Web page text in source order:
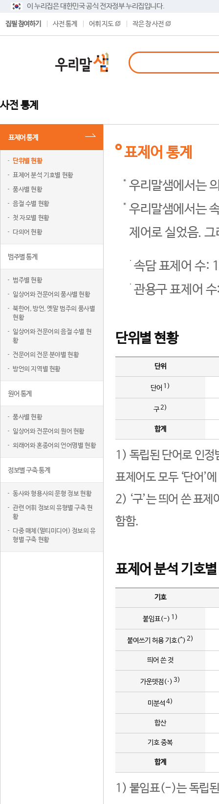
이 누리집은 대한민국 공식 전자정부 누리집입니다.
집필 참여하기 사전 통계 어휘 지도 작은 창 사전
사전 통계
표제어 통계
단위별 현황
표제어 분석 기호별 현황
품사별 현황
음절 수별 현황
첫 자모별 현황
다의어 현황
범주별 통계
범주별 현황
일상어와 전문어의 품사별 현황
북한어, 방언, 옛말 범주의 품사별
현황
일상어와 전문어의 음절 수별 현
황
전문어의 전문 분야별 현황
방언의 지역별 현황
원어 통계
품사별 현황
일상어와 전문어의 원어 현황
외래어와 혼종어의 언어명별 현황
정보별 구축 통계
동사와 형용사의 문형 정보 현황
관련 어휘 정보의 유형별 구축 현
황
다중 매체(멀티미디어) 정보의 유
형별 구축 현황
표제어 통계
우리말샘에서는
우리말샘에서는
제어로 실었음.
속담 표제어 수:
관용구 표제어
단위별 현황
단위
단어 1)
구2)
합계
1) 독립된 단어로 인정
표제어도 모두 ‘단어’
2) ‘구’는 띄어 쓴 표
함함.
표제어 분석 기호
기호
붙임표(-) 1)
붙여쓰기 허용 기호(^) 2)
띄어 쓴 것
가운뎃점(·) 3)
미분석 4)
합산
기호 중복
합계
1) 붙임표(-)는 독립된